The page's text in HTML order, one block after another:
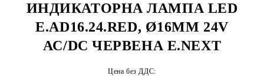
ИНДИКАТОРНА ЛАМПА LED
E.AD16.24.RED, Ø16ММ 24V
АС/DC ЧЕРВЕНА E.NEXT
Цена без ДДС: